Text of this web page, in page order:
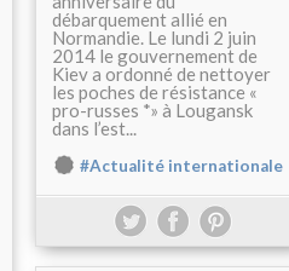
débarquement allié en
Normandie. Le lundi 2 juin
2014 le gouvernement de
Kiev a ordonné de nettoyer
les poches de résistance «
pro-russes *» à Lougansk
dans l’est...
#Actualité internationale